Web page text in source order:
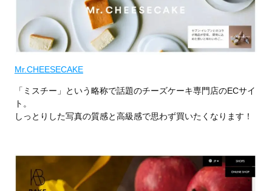
Mr.CHEESECAKE
「ミスチー」という略称で話題のチーズケーキ専門店のECサイ
ト。
しっとりした写真の質感と高級感で思わず買いたくなります！